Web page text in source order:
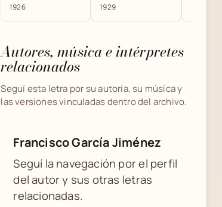
1926 1929
Autores, música e intérpretes
relacionados
Seguí esta letra por su autoría, su música y
las versiones vinculadas dentro del archivo.
Francisco García Jiménez
Seguí la navegación por el perfil
del autor y sus otras letras
relacionadas.